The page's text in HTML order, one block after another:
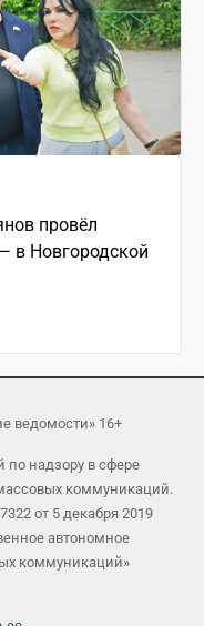
провёл
в Новгородской
ведомости» 16+
по надзору в сфере
коммуникаций.
от 5 декабря 2019
автономное
коммуникаций»